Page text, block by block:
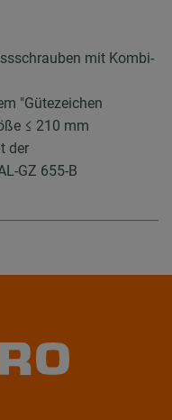
mit Kombi-
"Gütezeichen
≤ 210 mm
der
GZ 655-B